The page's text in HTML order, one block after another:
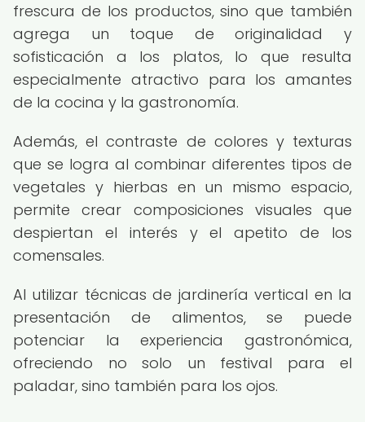
frescura de los productos, sino que también
agrega un toque de originalidad y
sofisticación a los platos, lo que resulta
especialmente atractivo para los amantes
de la cocina y la gastronomía.
Además, el contraste de colores y texturas
que se logra al combinar diferentes tipos de
vegetales y hierbas en un mismo espacio,
permite crear composiciones visuales que
despiertan el interés y el apetito de los
comensales.
Al utilizar técnicas de jardinería vertical en la
presentación de alimentos, se puede
potenciar la experiencia gastronómica,
ofreciendo no solo un festival para el
paladar, sino también para los ojos.